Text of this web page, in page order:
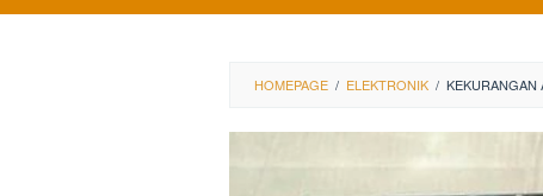
HOMEPAGE / ELEKTRONIK / KEKURANGAN